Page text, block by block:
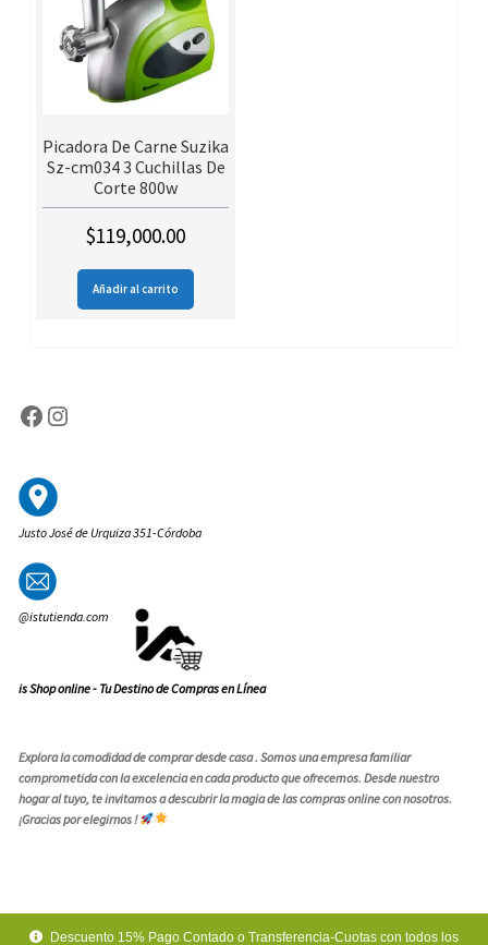
Descuento 15% Pago Contado o Transferencia-Cuotas con todos los
Picadora De Carne Suzika
Sz-cm034 3 Cuchillas De
Corte 800w
$119,000.00
Añadir al carrito
Facebook
Instagram
Justo José de Urquiza 351-Córdoba
@istutienda.com
is Shop online - Tu Destino de Compras en Línea
Explora la comodidad de comprar desde casa . Somos una empresa familiar
comprometida con la excelencia en cada producto que ofrecemos. Desde nuestro
hogar al tuyo, te invitamos a descubrir la magia de las compras online con nosotros.
¡Gracias por elegirnos !